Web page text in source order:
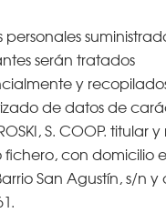
personales
serán tratados
y
de datos de
S. COOP. titular
con domicilio
San Agustín, s/n y